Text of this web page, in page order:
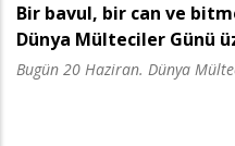
Bir bavul, bir can ve
Dünya Mülteciler Günü
Bugün 20 Haziran. Dünya